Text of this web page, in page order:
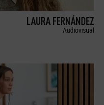
LAURA FERNÁNDEZ
Audiovisual